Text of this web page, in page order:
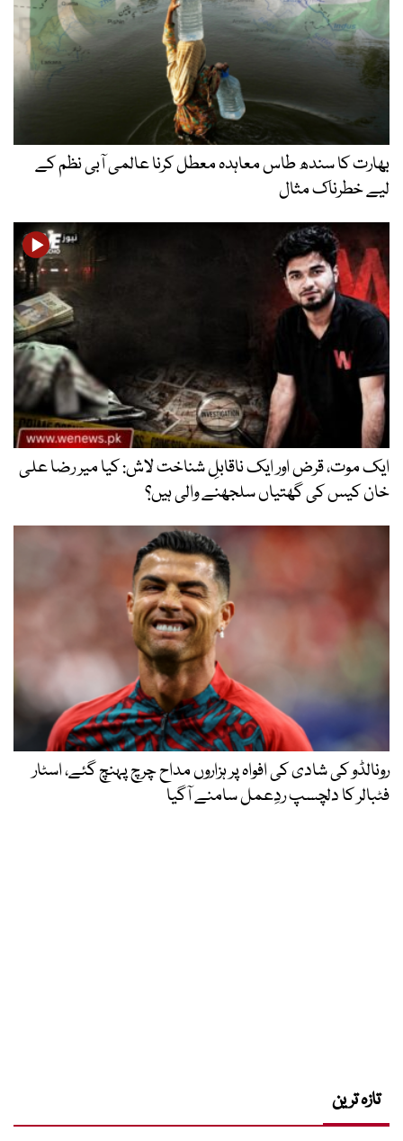
بھارت کا سندھ طاس معاہدہ معطل کرنا عالمی آبی نظم کے
لیے خطرناک مثال
ایک موت، قرض اور ایک ناقابلِ شناخت لاش: کیا میر رضا علی
خان کیس کی گھتیاں سلجھنے والی ہیں؟
رونالڈو کی شادی کی افواہ پر ہزاروں مداح چرچ پہنچ گئے، اسٹار
فٹبالر کا دلچسپ ردِعمل سامنے آگیا
تازہ ترین